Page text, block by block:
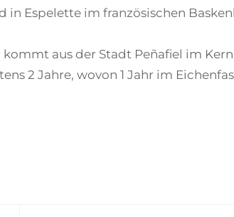
in Espelette im französischen
kommt aus der Stadt Peñafiel im
2 Jahre, wovon 1 Jahr im